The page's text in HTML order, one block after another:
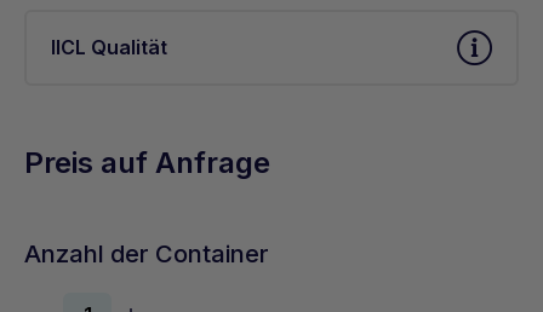
IICL Qualität
Preis auf Anfrage
Anzahl der Container